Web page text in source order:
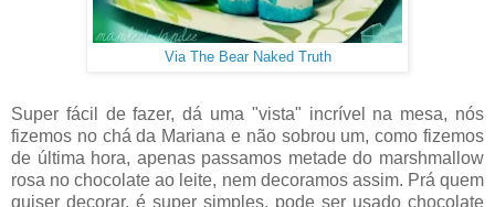
Via The Bear Naked Truth
Super fácil de fazer, dá uma "vista" incrível na mesa, nós
fizemos no chá da Mariana e não sobrou um, como fizemos
de última hora, apenas passamos metade do marshmallow
rosa no chocolate ao leite, nem decoramos assim. Prá quem
quiser decorar, é super simples, pode ser usado chocolate